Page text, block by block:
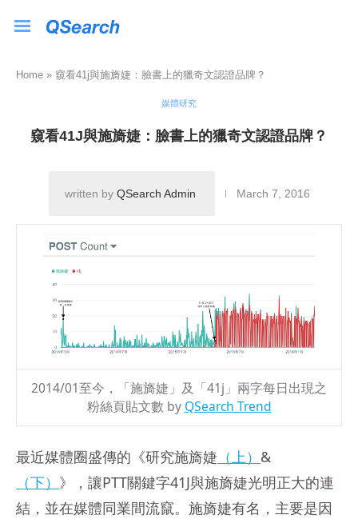
Home » 窺看41j與施旖婕：臉書上的獵奇文認證品牌？
媒體研究
窺看41J與施旖婕：臉書上的獵奇文認證品牌？
written by QSearch Admin March 7, 2016
2014/01至今，「施旖婕」及「41j」兩字每日出現之
粉絲頁貼文數 by QSearch Trend
最近媒體圈盛傳的《研究施旖婕 （上） &
（下） 》，讓PTT關鍵字41J與施旖婕光明正大的連
結，並在媒體同業間流竄。施旖婕有名，主要是因